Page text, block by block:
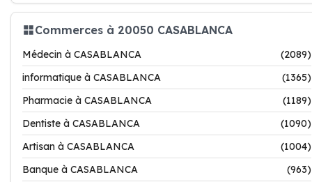
Commerces à 20050 CASABLANCA
Médecin à CASABLANCA
(2089)
informatique à CASABLANCA
(1365)
Pharmacie à CASABLANCA
(1189)
Dentiste à CASABLANCA
(1090)
Artisan à CASABLANCA
(1004)
Banque à CASABLANCA
(963)